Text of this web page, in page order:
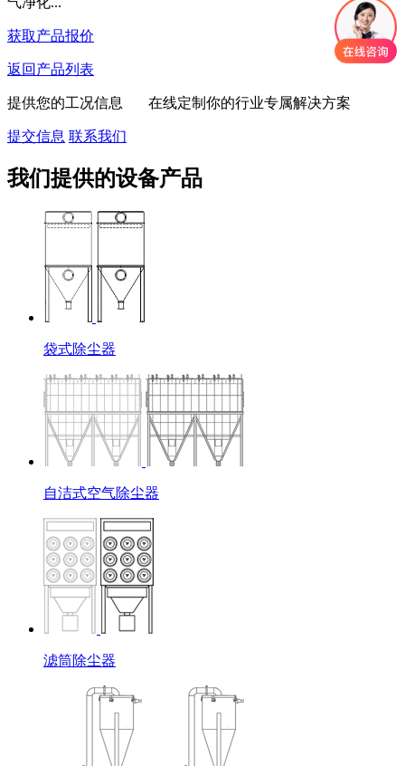
获取产品报价
返回产品列表
提供您的工况信息 在线定制你的行业专属解决方案
提交信息 联系我们
我们提供的设备产品
袋式除尘器
自洁式空气除尘器
滤筒除尘器